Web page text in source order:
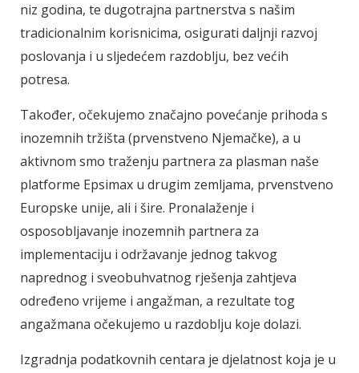
niz godina, te dugotrajna partnerstva s našim
tradicionalnim korisnicima, osigurati daljnji razvoj
poslovanja i u sljedećem razdoblju, bez većih
potresa.
Također, očekujemo značajno povećanje prihoda s
inozemnih tržišta (prvenstveno Njemačke), a u
aktivnom smo traženju partnera za plasman naše
platforme Epsimax u drugim zemljama, prvenstveno
Europske unije, ali i šire. Pronalaženje i
osposobljavanje inozemnih partnera za
implementaciju i održavanje jednog takvog
naprednog i sveobuhvatnog rješenja zahtjeva
određeno vrijeme i angažman, a rezultate tog
angažmana očekujemo u razdoblju koje dolazi.
Izgradnja podatkovnih centara je djelatnost koja je u